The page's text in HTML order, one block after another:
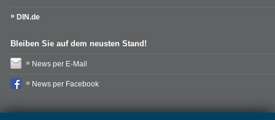
DIN.de
Bleiben Sie auf dem neusten Stand!
News per E-Mail
News per Facebook